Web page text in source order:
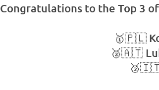
Congratulations to the Top 3
🥇🇵🇱
🥈🇦🇹